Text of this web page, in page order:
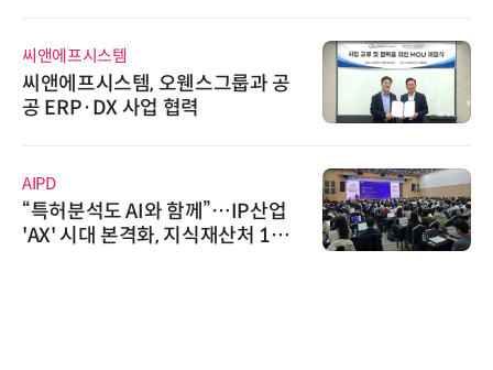
씨앤에프시스템
씨앤에프시스템, 오웬스그룹과 공
공 ERP·DX 사업 협력
AIPD
“특허분석도 AI와 함께”…IP산업
'AX' 시대 본격화, 지식재산처 1호